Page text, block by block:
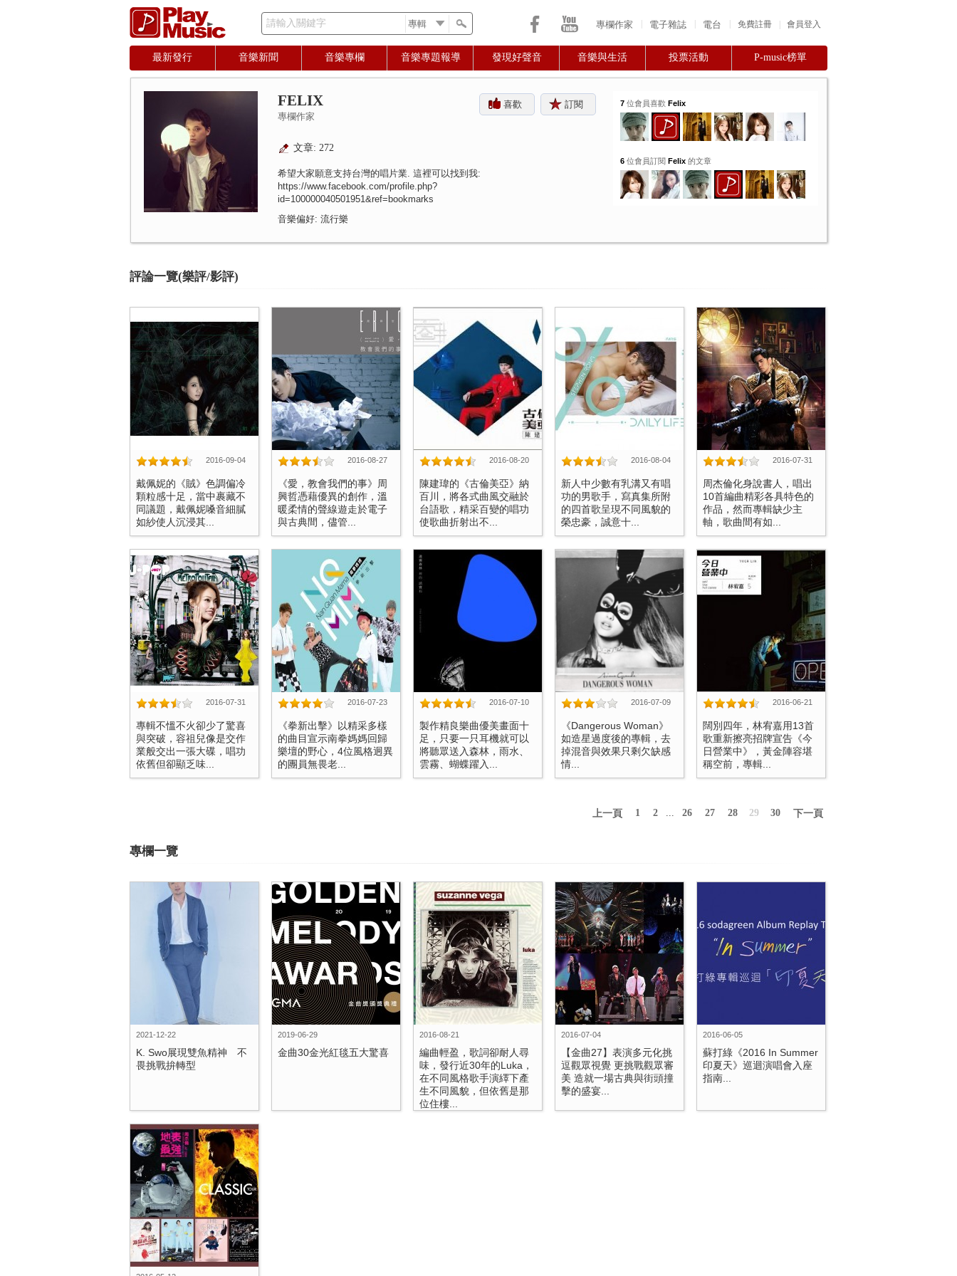
請輸入關鍵字 會員登入
免費註冊
專欄作家 電子雜誌 電台
最新發行 音樂新聞 音樂專欄 音樂專題報導 發現好聲音 音樂與生活 投票活動 P-music榜單
FELIX 喜歡
訂閱
專欄作家
文章: 272
希望大家願意支持台灣的唱片業. 這裡可以找到我:
https://www.facebook.com/profile.php?
id=100000040501951&ref=bookmarks
音樂偏好: 流行樂
7位會員喜歡 Felix
6位會員訂閱 Felix的文章
評論一覽(樂評/影評)
2016-09-04
戴佩妮的《賊》色調偏冷
顆粒感十足，當中裹藏不
同議題，戴佩妮嗓音細膩
如紗使人沉浸其...
2016-08-27
《愛，教會我們的事》周
興哲憑藉優異的創作，溫
暖柔情的聲線遊走於電子
與古典間，儘管...
2016-08-20
陳建瑋的《古倫美亞》納
百川，將各式曲風交融於
台語歌，精采百變的唱功
使歌曲折射出不...
2016-08-04
新人中少數有乳溝又有唱
功的男歌手，寫真集所附
的四首歌呈現不同風貌的
榮忠豪，誠意十...
2016-07-31
周杰倫化身說書人，唱出
10首編曲精彩各具特色的
作品，然而專輯缺少主
軸，歌曲間有如...
2016-07-31
專輯不慍不火卻少了驚喜
與突破，容祖兒像是交作
業般交出一張大碟，唱功
依舊但卻顯乏味...
2016-07-23
《拳新出擊》以精采多樣
的曲目宣示南拳媽媽回歸
樂壇的野心，4位風格迥異
的團員無畏老...
2016-07-10
製作精良樂曲優美畫面十
足，只要一只耳機就可以
將聽眾送入森林，雨水、
雲霧、蝴蝶躍入...
2016-07-09
《Dangerous Woman》
如造星過度後的專輯，去
掉混音與效果只剩欠缺感
情...
2016-06-21
闊別四年，林宥嘉用13首
歌重新擦亮招牌宣告《今
日營業中》，黃金陣容堪
稱空前，專輯...
上一頁 1 2 ... 26 27 28 29 30 下一頁
專欄一覽
2021-12-22
K. Swo展現雙魚精神 不
畏挑戰拚轉型
2019-06-29
金曲30金光紅毯五大驚喜
2016-08-21
編曲輕盈，歌詞卻耐人尋
味，發行近30年的Luka，
在不同風格歌手演繹下產
生不同風貌，但依舊是那
位住樓...
2016-07-04
【金曲27】表演多元化挑
逗觀眾視覺 更挑戰觀眾審
美 造就一場古典與街頭撞
擊的盛宴...
2016-06-05
蘇打綠《2016 In Summer
印夏天》巡迴演唱會入座
指南...